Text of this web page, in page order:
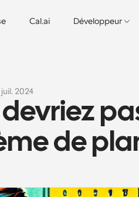
Cal.ai Développeur
juil. 2024
de